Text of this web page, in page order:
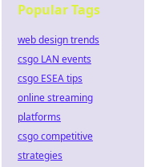
Popular Tags
web design trends
csgo LAN events
csgo ESEA tips
online streaming
platforms
csgo competitive
strategies